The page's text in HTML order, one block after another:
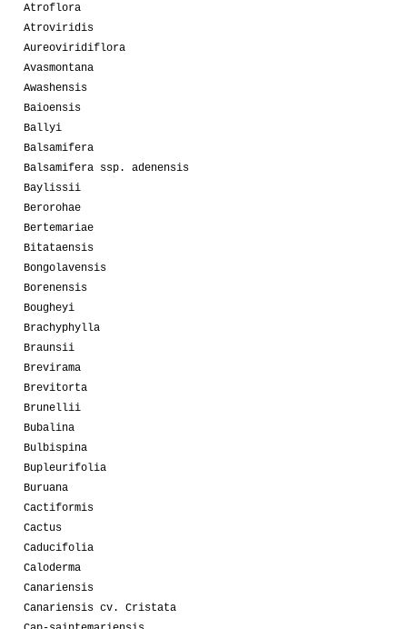
Atroflora
Atroviridis
Aureoviridiflora
Avasmontana
Awashensis
Baioensis
Ballyi
Balsamifera
Balsamifera ssp. adenensis
Baylissii
Berorohae
Bertemariae
Bitataensis
Bongolavensis
Borenensis
Bougheyi
Brachyphylla
Braunsii
Brevirama
Brevitorta
Brunellii
Bubalina
Bulbispina
Bupleurifolia
Buruana
Cactiformis
Cactus
Caducifolia
Caloderma
Canariensis
Canariensis cv. Cristata